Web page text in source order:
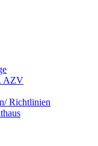
AZV
Richtlinien